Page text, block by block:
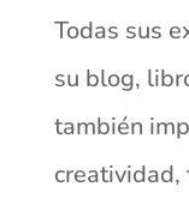
Todas sus
su blog,
también
creatividad,